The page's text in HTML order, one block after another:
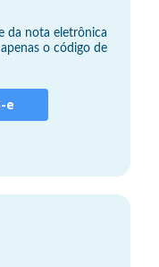
da nota eletrônica
o código de
e